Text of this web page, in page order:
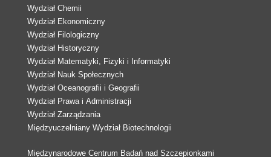
Wydział Chemii
Wydział Ekonomiczny
Wydział Filologiczny
Wydział Historyczny
Wydział Matematyki, Fizyki i Informatyki
Wydział Nauk Społecznych
Wydział Oceanografii i Geografii
Wydział Prawa i Administracji
Wydział Zarządzania
Międzyuczelniany Wydział Biotechnologii
Międzynarodowe Centrum Badań nad Szczepionkami